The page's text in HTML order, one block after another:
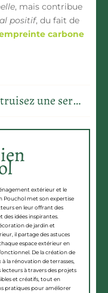
, mais contribue
positif, du fait de
carbone
Construisez une serre maison et transformez votre jardin en oasis verdoyante !
extérieur et le
Pouchol met son expertise
en leur offrant des
des idées inspirantes.
de jardin et
il partage des astuces
espace extérieur en
De la création de
la rénovation de terrasses,
lecteurs à travers des projets
et créatifs, tout en
pratiques pour améliorer